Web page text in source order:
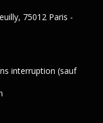
75012 Paris -
interruption (sauf